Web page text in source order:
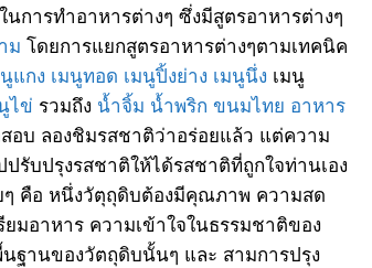
การทำอาหารต่างๆ ซึ่งมีสูตรอาหารต่างๆ
ม โดยการแยกสูตรอาหารต่างๆตามเทคนิค
แกง เมนูทอด เมนูปิ้งย่าง เมนูนึ่ง เมนู
ไข่ รวมถึง น้ำจิ้ม น้ำพริก ขนมไทย อาหาร
อบ ลองชิมรสชาติว่าอร่อยแล้ว แต่ความ
รับปรุงรสชาติให้ได้รสชาติที่ถูกใจท่านเอง
ๆ คือ หนึ่งวัตุถุดิบต้องมีคุณภาพ ความสด
มอาหาร ความเข้าใจในธรรมชาติของ
ฐานของวัตถุดิบนั้นๆ และ สามการปรุง